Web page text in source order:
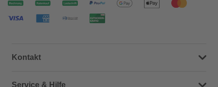
Kontakt
Dein Kontakt zu uns
Service & Hilfe